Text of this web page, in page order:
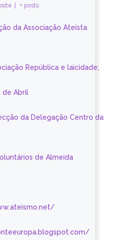
+ posts
da Associação Ateísta
República e laicidade;
de Abril
da Delegação Centro da
de Almeida